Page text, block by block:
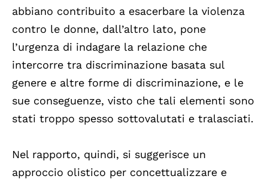
abbiano contribuito a esacerbare la violenza
contro le donne, dall’altro lato, pone
l’urgenza di indagare la relazione che
intercorre tra discriminazione basata sul
genere e altre forme di discriminazione, e le
sue conseguenze, visto che tali elementi sono
stati troppo spesso sottovalutati e tralasciati.
Nel rapporto, quindi, si suggerisce un
approccio olistico per concettualizzare e